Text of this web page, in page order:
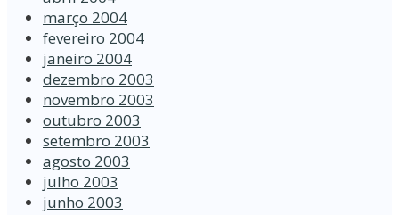
março 2004
fevereiro 2004
janeiro 2004
dezembro 2003
novembro 2003
outubro 2003
setembro 2003
agosto 2003
julho 2003
junho 2003